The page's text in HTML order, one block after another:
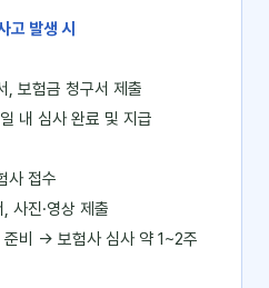
고 발생 시
, 보험금 청구서 제출
내 심사 완료 및 지급
사 접수
사진·영상 제출
준비 → 보험사 심사 약 1~2주